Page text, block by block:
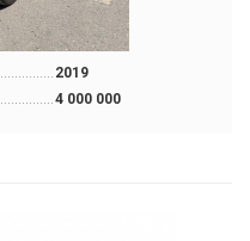
2019
4 000 000